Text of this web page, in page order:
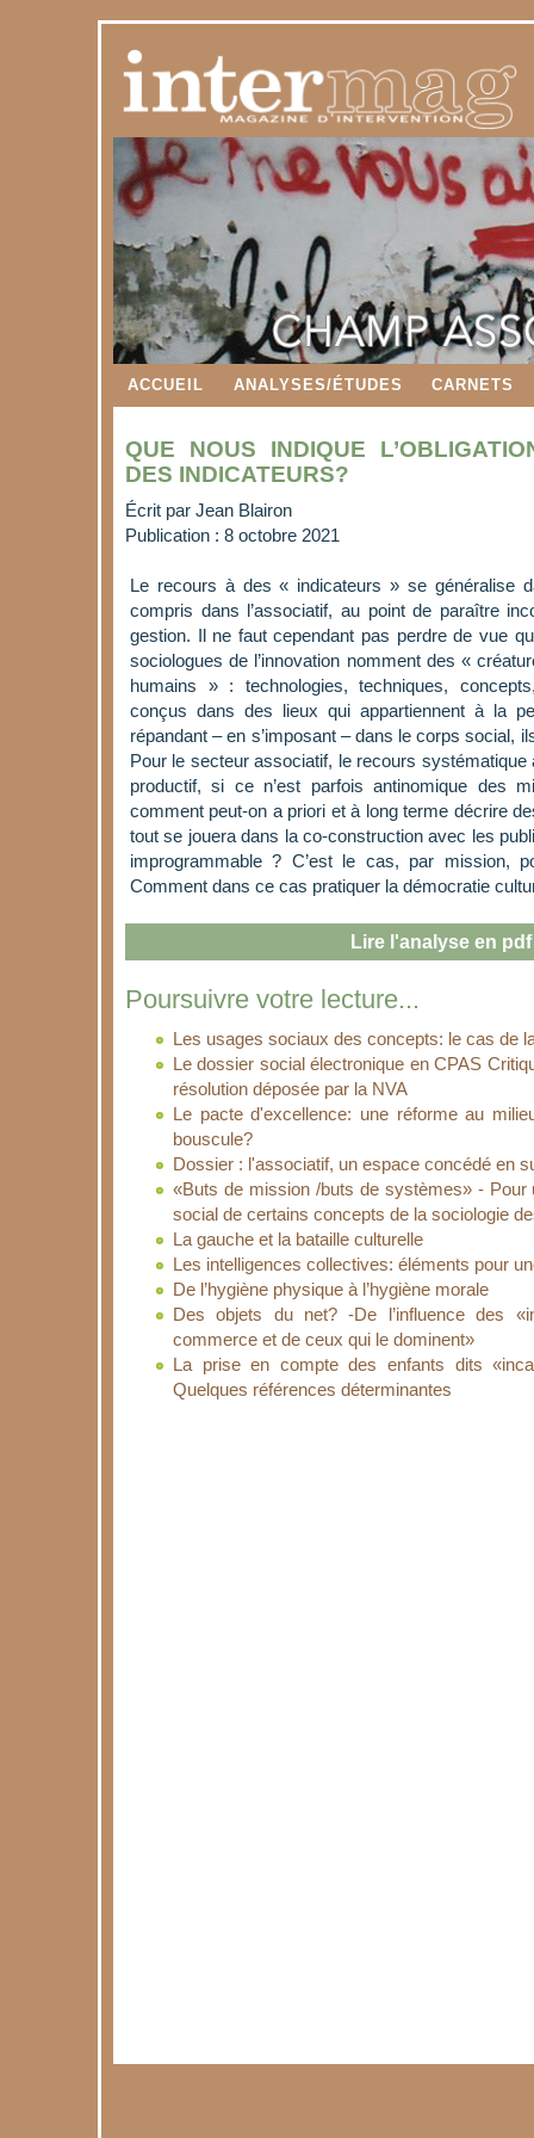
ACCUEIL ANALYSES/ÉTUDES CARNETS
QUE NOUS INDIQUE
DES INDICATEURS?
Écrit par Jean Blairon
Publication : 8 octobre 2021
Le recours à des « indicateurs » se généralise
compris dans l’associatif, au point de paraître
gestion. Il ne faut cependant pas perdre de vue
sociologues de l’innovation nomment des «
humains » : technologies, techniques,
conçus dans des lieux qui appartiennent à la
répandant – en s’imposant – dans le corps social,
Pour le secteur associatif, le recours
productif, si ce n’est parfois antinomique des
comment peut-on a priori et à long terme décrire
tout se jouera dans la co-construction avec les
improgrammable ? C’est le cas, par mission,
Comment dans ce cas pratiquer la démocratie
Lire l'analyse en pdf
Poursuivre votre lecture...
Les usages sociaux des concepts: le cas de
Le dossier social électronique en CPAS
résolution déposée par la NVA
Le pacte d'excellence: une réforme au
bouscule?
Dossier : l'associatif, un espace concédé en
«Buts de mission /buts de systèmes» - Pour
social de certains concepts de la sociologie
La gauche et la bataille culturelle
Les intelligences collectives: éléments pour
De l’hygiène physique à l’hygiène morale
Des objets du net? -De l’influence des
commerce et de ceux qui le dominent»
La prise en compte des enfants dits
Quelques références déterminantes